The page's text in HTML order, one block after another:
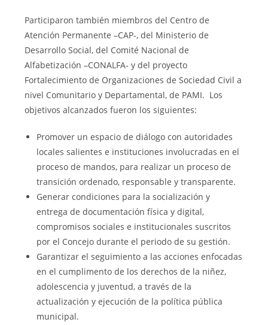
Participaron también miembros del Centro de
Atención Permanente –CAP-, del Ministerio de
Desarrollo Social, del Comité Nacional de
Alfabetización –CONALFA- y del proyecto
Fortalecimiento de Organizaciones de Sociedad Civil a
nivel Comunitario y Departamental, de PAMI. Los
objetivos alcanzados fueron los siguientes:
Promover un espacio de diálogo con autoridades
locales salientes e instituciones involucradas en el
proceso de mandos, para realizar un proceso de
transición ordenado, responsable y transparente.
Generar condiciones para la socialización y
entrega de documentación física y digital,
compromisos sociales e institucionales suscritos
por el Concejo durante el periodo de su gestión.
Garantizar el seguimiento a las acciones enfocadas
en el cumplimento de los derechos de la niñez,
adolescencia y juventud, a través de la
actualización y ejecución de la política pública
municipal.